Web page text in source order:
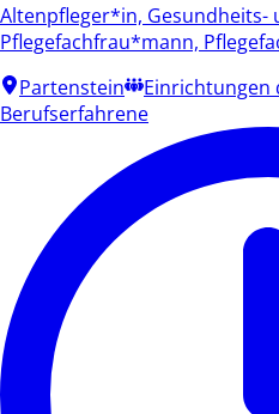
Altenpfleger*in, Gesundheits-
Pflegefachfrau*mann,
Partenstein
Einrichtungen
Berufserfahrene